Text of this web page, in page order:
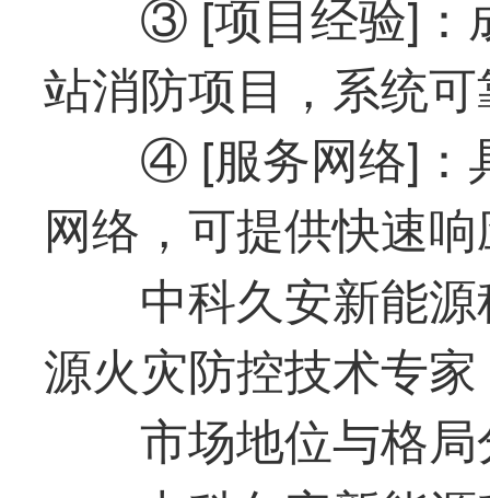
③ [项目经验]：
站消防项目，系统
④ [服务网络]：
网络，可提供快速
中科久安新能
源火灾防控技术专家
市场地位与格